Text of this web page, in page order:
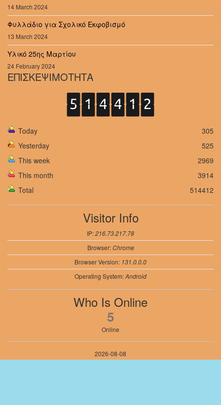
14 March 2024
Φυλλάδιο για Σχολικό Εκφοβισμό
13 March 2024
Υλικό 25ης Μαρτίου
24 February 2024
ΕΠΙΣΚΕΨΙΜΟΤΗΤΑ
Today
305
Yesterday
525
This week
2969
This month
3914
Total
514412
Visitor Info
IP:216.73.217.78
Browser:Chrome
Browser Version: 131.0.0.0
Operating System:Android
Who Is Online
5
Online
2026-08-08